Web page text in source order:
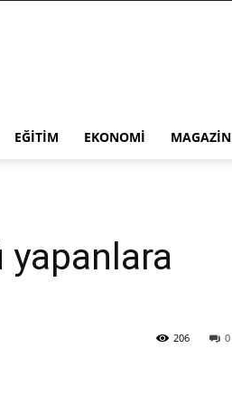
EĞITIM EKONOMI MAGAZIN
yapanlara
0
206